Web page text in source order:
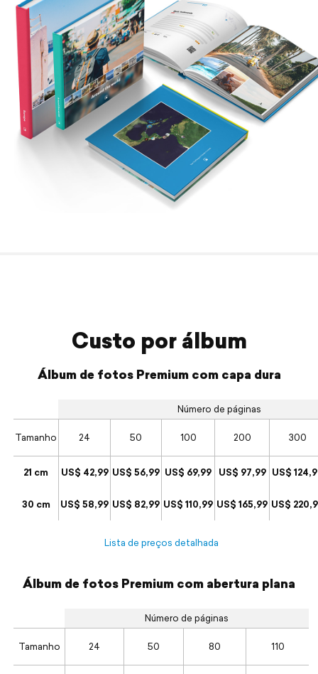
Custo por álbum
Álbum de fotos Premium com capa dura
Número de páginas
Tamanho 24 50 100 200 300
21 cm US$ 42,99 US$ 56,99 US$ 69,99 US$ 97,99 US$
30 cm US$ 58,99 US$ 82,99 US$ 110,99 US$ 165,99 US$
Lista de preços detalhada
Álbum de fotos Premium com abertura plana
Número de páginas
Tamanho 24 50 80 110